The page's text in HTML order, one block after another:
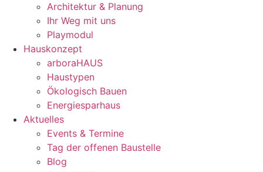
Architektur & Planung
Ihr Weg mit uns
Playmodul
Hauskonzept
arboraHAUS
Haustypen
Ökologisch Bauen
Energiesparhaus
Aktuelles
Events & Termine
Tag der offenen Baustelle
Blog